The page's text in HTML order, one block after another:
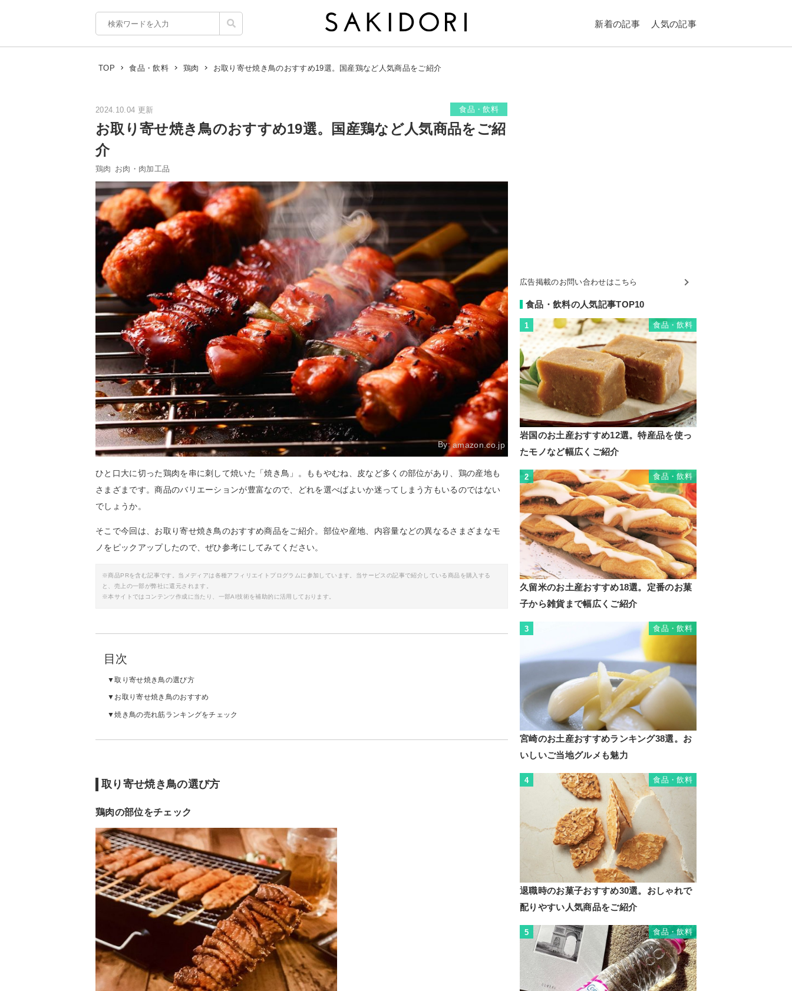
新着の記事 人気の記事
TOP 食品・飲料 鶏肉 お取り寄せ焼き鳥のおすすめ19選。国産鶏など人気商品をご紹介
2024.10.04 更新 食品・飲料
お取り寄せ焼き鳥のおすすめ19選。国産鶏など人気商品をご紹
介
鶏肉 お肉・肉加工品
By:amazon.co.jp
ひと口大に切った鶏肉を串に刺して焼いた「焼き鳥」。ももやむね、皮など多くの部位があり、鶏の産地も
さまざまです。商品のバリエーションが豊富なので、どれを選べばよいか迷ってしまう方もいるのではない
でしょうか。
そこで今回は、お取り寄せ焼き鳥のおすすめ商品をご紹介。部位や産地、内容量などの異なるさまざまなモ
ノをピックアップしたので、ぜひ参考にしてみてください。
※商品PRを含む記事です。当メディアは各種アフィリエイトプログラムに参加しています。当サービスの記事で紹介している商品を購入する
と、売上の一部が弊社に還元されます。
※本サイトではコンテンツ作成に当たり、一部AI技術を補助的に活用しております。
目次
取り寄せ焼き鳥の選び方
お取り寄せ焼き鳥のおすすめ
焼き鳥の売れ筋ランキングをチェック
取り寄せ焼き鳥の選び方
鶏肉の部位をチェック
広告掲載のお問い合わせはこちら
食品・飲料の人気記事TOP10
1 食品・飲料
岩国のお土産おすすめ12選。特産品を使っ
たモノなど幅広くご紹介
2 食品・飲料
久留米のお土産おすすめ18選。定番のお菓
子から雑貨まで幅広くご紹介
3 食品・飲料
宮崎のお土産おすすめランキング38選。お
いしいご当地グルメも魅力
4 食品・飲料
退職時のお菓子おすすめ30選。おしゃれで
配りやすい人気商品をご紹介
5 食品・飲料